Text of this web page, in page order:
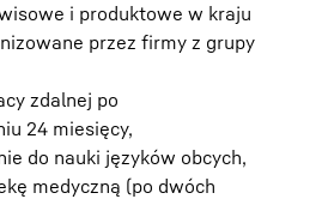
i produktowe w kraju
przez firmy z grupy
zdalnej po
24 miesięcy,
do nauki języków obcych,
medyczną (po dwóch